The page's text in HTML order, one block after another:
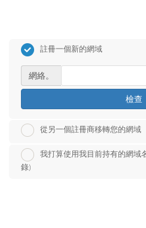
註冊一個新的網域
網絡。
檢查
從另一個註冊商移轉您的網域
我打算使用我目前持有的網域
錄)